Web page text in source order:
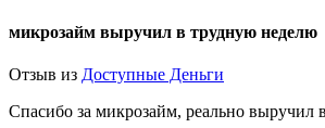
микрозайм выручил в трудную неделю
Отзыв из Доступные Деньги
Спасибо за микрозайм, реально